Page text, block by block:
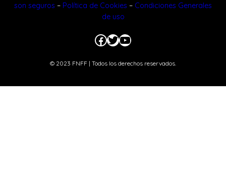
son seguros – Política de Cookies – Condiciones Generales
de uso
Facebook
Twitter
YouTube
© 2023 FNFF | Todos los derechos reservados.